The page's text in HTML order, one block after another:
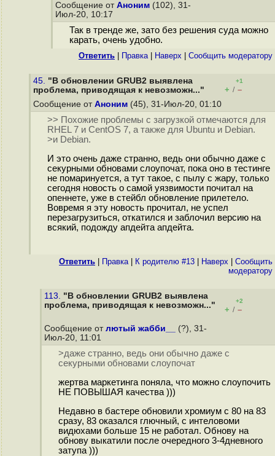
Сообщение от Аноним (102), 31-
Июл-20, 10:17
Так в тренде же, зато без решения суда можно
карать, очень удобно.
Ответить Правка| Наверх Cообщить модератору
45. "В обновлении GRUB2 выявлена
проблема, приводящая к невозможн..."
+1
+ / –
Сообщение от Аноним (45), 31-Июл-20, 01:10
>> Похожие проблемы с загрузкой отмечаются для
RHEL 7 и CentOS 7, а также для Ubuntu и Debian.
>и Debian.
И это очень даже странно, ведь они обычно даже с
секурными обновами слоупочат, пока оно в тестинге
не помаринуется, а тут такое, с пылу с жару, только
сегодня новость о самой уязвимости почитал на
опеннете, уже в стейбл обновление прилетело.
Вовремя я эту новость прочитал, не успел
перезагрузиться, откатился и заблочил версию на
всякий, подожду апдейта апдейта.
Ответить Правка| К родителю #13 Наверх
Cообщить
модератору
113. "В обновлении GRUB2 выявлена
проблема, приводящая к невозможн..."
+2
+ / –
Сообщение от лютый жабби__
(?), 31-
Июл-20, 11:01
>даже странно, ведь они обычно даже с
секурными обновами слоупочат
жертва маркетинга поняла, что можно слоупочить
НЕ ПОВЫШАЯ качества )))
Недавно в бастере обновили хромиум с 80 на 83
сразу, 83 оказался глючный, с интеловоми
видюхами больше 15 не работал. Обнову на
обнову выкатили после очередного 3-4дневного
затупа )))